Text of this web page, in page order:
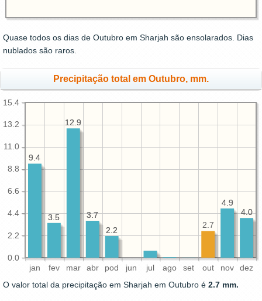
Quase todos os dias de Outubro em Sharjah são ensolarados. Dias
nublados são raros.
Precipitação total em Outubro, mm.
jan fev mar abr pod jun jul ago set out nov dez
0.0
2.2
4.4
6.6
8.8
11.0
13.2
15.4
4.0
4.9
2.2
3.7
12.9
3.5
9.4
4.0
4.9
2.7
2.2
3.7
12.9
3.5
9.4
O valor total da precipitação em Sharjah em Outubro é 2.7 mm.